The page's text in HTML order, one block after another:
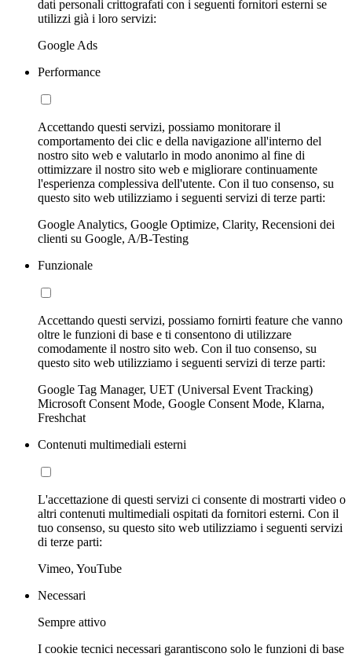
dati personali crittografati con i seguenti fornitori esterni se
utilizzi già i loro servizi:
Google Ads
Performance
Accettando questi servizi, possiamo monitorare il
comportamento dei clic e della navigazione all'interno del
nostro sito web e valutarlo in modo anonimo al fine di
ottimizzare il nostro sito web e migliorare continuamente
l'esperienza complessiva dell'utente. Con il tuo consenso, su
questo sito web utilizziamo i seguenti servizi di terze parti:
Google Analytics, Google Optimize, Clarity, Recensioni dei
clienti su Google, A/B-Testing
Funzionale
Accettando questi servizi, possiamo fornirti feature che vanno
oltre le funzioni di base e ti consentono di utilizzare
comodamente il nostro sito web. Con il tuo consenso, su
questo sito web utilizziamo i seguenti servizi di terze parti:
Google Tag Manager, UET (Universal Event Tracking)
Microsoft Consent Mode, Google Consent Mode, Klarna,
Freshchat
Contenuti multimediali esterni
L'accettazione di questi servizi ci consente di mostrarti video o
altri contenuti multimediali ospitati da fornitori esterni. Con il
tuo consenso, su questo sito web utilizziamo i seguenti servizi
di terze parti:
Vimeo, YouTube
Necessari
Sempre attivo
I cookie tecnici necessari garantiscono solo le funzioni di base